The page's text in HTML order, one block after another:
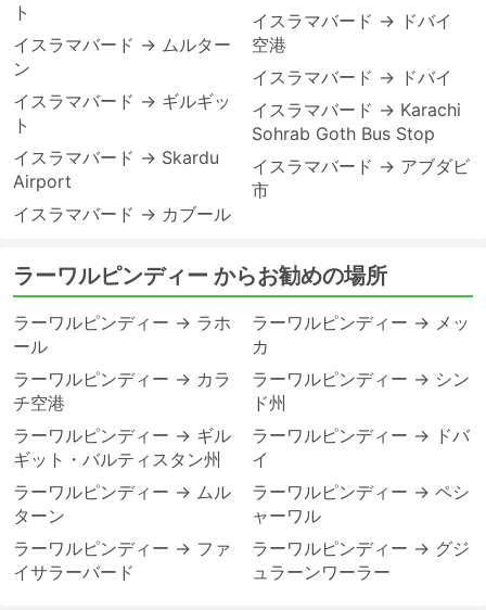
ト
イスラマバード → ムルター
ン
イスラマバード → ギルギッ
ト
イスラマバード → Skardu
Airport
イスラマバード → カブール
イスラマバード → ドバイ
空港
イスラマバード → ドバイ
イスラマバード → Karachi
Sohrab Goth Bus Stop
イスラマバード → アブダビ
市
ラーワルピンディー からお勧めの場所
ラーワルピンディー → ラホ
ール
ラーワルピンディー → カラ
チ空港
ラーワルピンディー → ギル
ギット・バルティスタン州
ラーワルピンディー → ムル
ターン
ラーワルピンディー → ファ
イサラーバード
ラーワルピンディー → メッ
カ
ラーワルピンディー → シン
ド州
ラーワルピンディー → ドバ
イ
ラーワルピンディー → ペシ
ャーワル
ラーワルピンディー → グジ
ュラーンワーラー